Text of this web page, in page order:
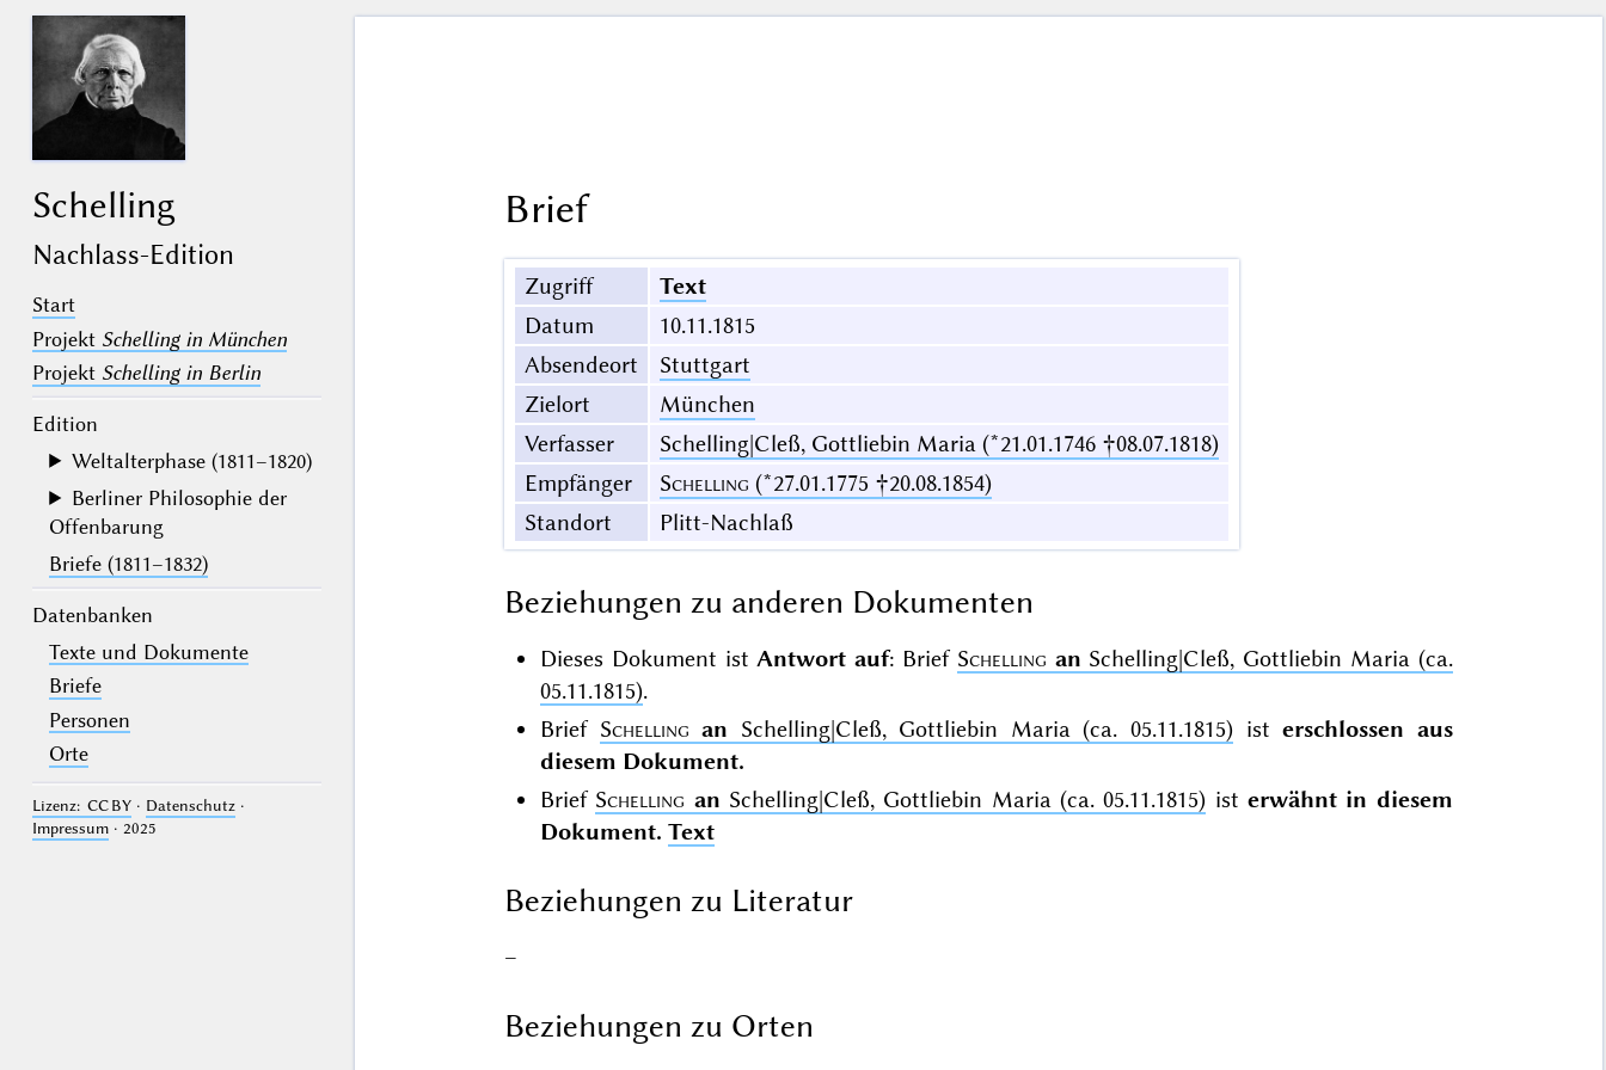
Schelling
Nachlass-Edition
Start
Projekt Schelling in München
Projekt Schelling in Berlin
Edition
Weltalterphase (1811–1820)
Berliner Philosophie der
Offenbarung
Briefe (1811–1832)
Datenbanken
Texte und Dokumente
Briefe
Personen
Orte
Lizenz: CC BY· Datenschutz·
Impressum· 2025
Brief
Zugriff
Text
Datum
10.11.1815
Absendeort
Stuttgart
Zielort
München
Verfasser
Schelling|Cleß, Gottliebin Maria (*21.01.1746 †08.07.1818)
Empfänger
Schelling (*27.01.1775 †20.08.1854)
Standort
Plitt-Nachlaß
Beziehungen zu anderen Dokumenten
Dieses Dokument istAntwort auf: Brief Schelling an Schelling|Cleß, Gottliebin Maria (ca.
05.11.1815).
Brief Schelling an Schelling|Cleß, Gottliebin Maria (ca. 05.11.1815)isterschlossen aus
diesem Dokument.
Brief Schelling an Schelling|Cleß, Gottliebin Maria (ca. 05.11.1815) isterwähnt in diesem
Dokument. Text
Beziehungen zu Literatur
–
Beziehungen zu Orten